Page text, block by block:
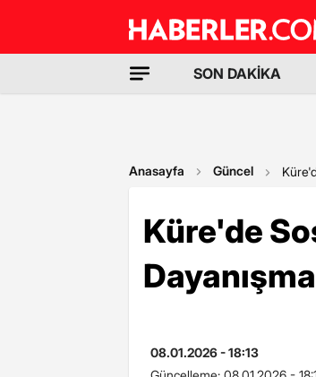
SON DAKİKA
Anasayfa Güncel
Küre'de
08.01.2026 - 18:13